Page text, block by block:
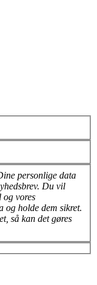
personlige data
Du vil
og vores
og holde dem sikret.
så kan det gøres